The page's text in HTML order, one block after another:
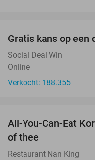
Gratis kans op een
Social Deal Win
Online
Verkocht: 188.355
All-You-Can-Eat
of thee
Restaurant Nan King